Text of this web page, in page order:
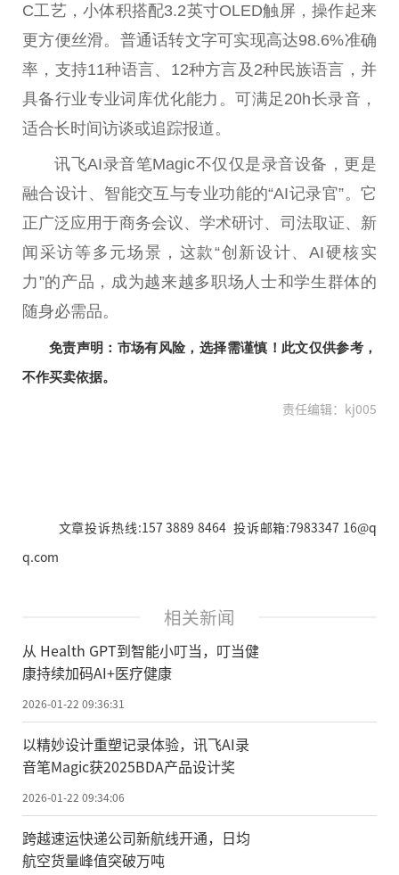
C工艺，小体积搭配3.2英寸OLED触屏，操作起来
更方便丝滑。普通话转文字可实现高达98.6%准确
率，支持11种语言、12种方言及2种民族语言，并
具备行业专业词库优化能力。可满足20h长录音，
适合长时间访谈或追踪报道。
讯飞AI录音笔Magic不仅仅是录音设备，更是
融合设计、智能交互与专业功能的“AI记录官”。它
正广泛应用于商务会议、学术研讨、司法取证、新
闻采访等多元场景，这款“创新设计、AI硬核实
力”的产品，成为越来越多职场人士和学生群体的
随身必需品。
免责声明：市场有风险，选择需谨慎！此文仅供参考，
不作买卖依据。
责任编辑：kj005
文章投诉热线:157 3889 8464 投诉邮箱:7983347 16@q
q.com
相关新闻
从 Health GPT到智能小叮当，叮当健
康持续加码AI+医疗健康
2026-01-22 09:36:31
以精妙设计重塑记录体验，讯飞AI录
音笔Magic获2025BDA产品设计奖
2026-01-22 09:34:06
跨越速运快递公司新航线开通，日均
航空货量峰值突破万吨